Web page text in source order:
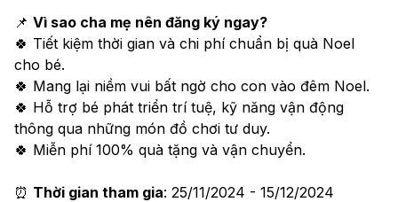
📌 Vì sao cha mẹ nên đăng ký ngay?
🍀 Tiết kiệm thời gian và chi phí chuẩn bị quà Noel
cho bé.
🍀 Mang lại niềm vui bất ngờ cho con vào đêm Noel.
🍀 Hỗ trợ bé phát triển trí tuệ, kỹ năng vận động
thông qua những món đồ chơi tư duy.
🍀 Miễn phí 100% quà tặng và vận chuyển.
⏰ Thời gian tham gia: 25/11/2024 - 15/12/2024